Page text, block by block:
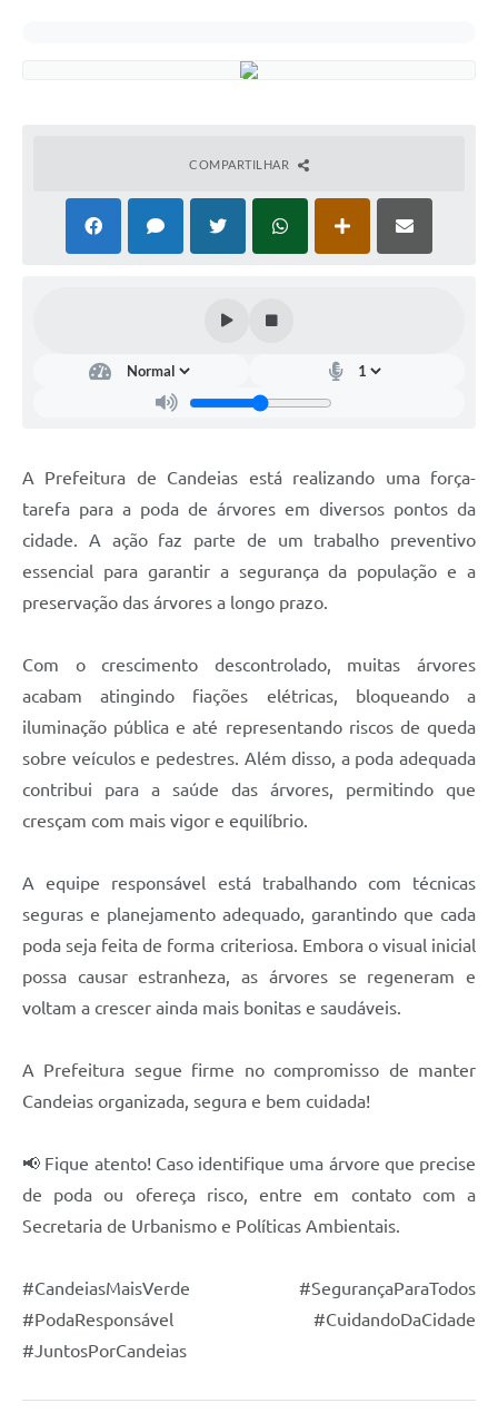
Portal da Transparência
Plano Diretor
Farmácia Municipal
Orientações COVID-19
Contratos
Carta de Serviços
Sic
combate à pandemia do COVID -19
PNAB - CICLO 2
Prestação de Contas Secretaria de Educação
COMPARTILHAR
A Prefeitura de Candeias está realizando uma força-
tarefa para a poda de árvores em diversos pontos da
cidade. A ação faz parte de um trabalho preventivo
essencial para garantir a segurança da população e a
preservação das árvores a longo prazo.
Com o crescimento descontrolado, muitas árvores
acabam atingindo fiações elétricas, bloqueando a
iluminação pública e até representando riscos de queda
sobre veículos e pedestres. Além disso, a poda adequada
contribui para a saúde das árvores, permitindo que
cresçam com mais vigor e equilíbrio.
A equipe responsável está trabalhando com técnicas
seguras e planejamento adequado, garantindo que cada
poda seja feita de forma criteriosa. Embora o visual inicial
possa causar estranheza, as árvores se regeneram e
voltam a crescer ainda mais bonitas e saudáveis.
A Prefeitura segue firme no compromisso de manter
Candeias organizada, segura e bem cuidada!
📢 Fique atento! Caso identifique uma árvore que precise
de poda ou ofereça risco, entre em contato com a
Secretaria de Urbanismo e Políticas Ambientais.
#CandeiasMaisVerde #SegurançaParaTodos
#PodaResponsável #CuidandoDaCidade
#JuntosPorCandeias